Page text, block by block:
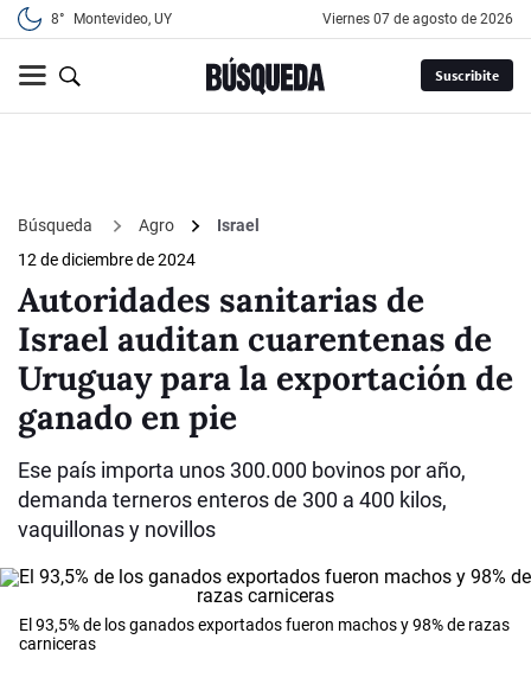
8° Montevideo, UY viernes 07 de agosto de 2026
Suscribite
Búsqueda Agro
Israel
12 de diciembre de 2024
Autoridades sanitarias de
Israel auditan cuarentenas de
Uruguay para la exportación de
ganado en pie
Ese país importa unos 300.000 bovinos por año,
demanda terneros enteros de 300 a 400 kilos,
vaquillonas y novillos
El 93,5% de los ganados exportados fueron machos y 98% de razas
carniceras